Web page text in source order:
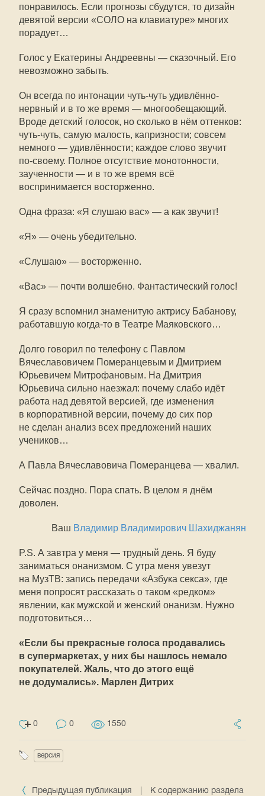
понравилось. Если прогнозы сбудутся, то дизайн
девятой версии «СОЛО на клавиатуре» многих
порадует…
Голос у Екатерины Андреевны — сказочный. Его
невозможно забыть.
Он всегда по интонации чуть-чуть удивлённо-
нервный и в то же время — многообещающий.
Вроде детский голосок, но сколько в нём оттенков:
чуть-чуть, самую малость, капризности; совсем
немного — удивлённости; каждое слово звучит
по-своему. Полное отсутствие монотонности,
заученности — и в то же время всё
воспринимается восторженно.
Одна фраза: «Я слушаю вас» — а как звучит!
«Я» — очень убедительно.
«Слушаю» — восторженно.
«Вас» — почти волшебно. Фантастический голос!
Я сразу вспомнил знаменитую актрису Бабанову,
работавшую когда-то в Театре Маяковского…
Долго говорил по телефону с Павлом
Вячеславовичем Померанцевым и Дмитрием
Юрьевичем Митрофановым. На Дмитрия
Юрьевича сильно наезжал: почему слабо идёт
работа над девятой версией, где изменения
в корпоративной версии, почему до сих пор
не сделан анализ всех предложений наших
учеников…
А Павла Вячеславовича Померанцева — хвалил.
Сейчас поздно. Пора спать. В целом я днём
доволен.
Ваш Владимир Владимирович Шахиджанян
P.S. А завтра у меня — трудный день. Я буду
заниматься онанизмом. С утра меня увезут
на МузТВ: запись передачи «Азбука секса», где
меня попросят рассказать о таком «редком»
явлении, как мужской и женский онанизм. Нужно
подготовиться…
«Если бы прекрасные голоса продавались
в супермаркетах, у них бы нашлось немало
покупателей. Жаль, что до этого ещё
не додумались». Марлен Дитрих
0 0 1550
версия
Предыдущая публикация
К содержанию раздела